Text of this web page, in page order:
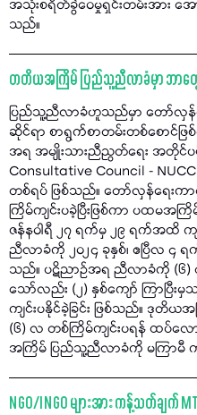
အသုံးစရိတ်ခွဲဝေမှုရှင်းတမ်းအား
သည်။
တတိယအကြိမ် ပြည်သူ့ညီလာခံမှာ ဘာတွ
ပြည်သူ့ညီလာခံဟူသည်မှာ တော်လှန်
ဆိုင်ရာ စာရွက်စာတမ်းတစ်စောင်
အရ အမျိုးသားညီညွတ်ရေး အတိုင်ပ
Consultative Council -
တစ်ရပ် ဖြစ်သည်။ တော်လှန်ရေး
ကြိမ်ကျင်းပခဲ့ပြီးဖြစ်ကာ ပထမအ
ဇန်နဝါရီ ၂၇ ရက်မှ ၂၉ ရက်အထိ က
ညီလာခံကို ၂၀၂၄ ခုနှစ်၊ ဧပြီလ ၄
သည်။ ပဋိညာဉ်အရ ညီလာခံကို (၆) လ
သော်လည်း (၂) နှစ်ကျော် ကြာပ
ကျင်းပနိုင်ခဲ့ခြင်း ဖြစ်သည်။ ဒု
(၆) လ တစ်ကြိမ်ကျင်းပရန် ထပ်လ
အကြိမ် ပြည်သူ့ညီလာခံကို မကြာမီ
NGO/INGO များအား ကန့်သတ်ချက်